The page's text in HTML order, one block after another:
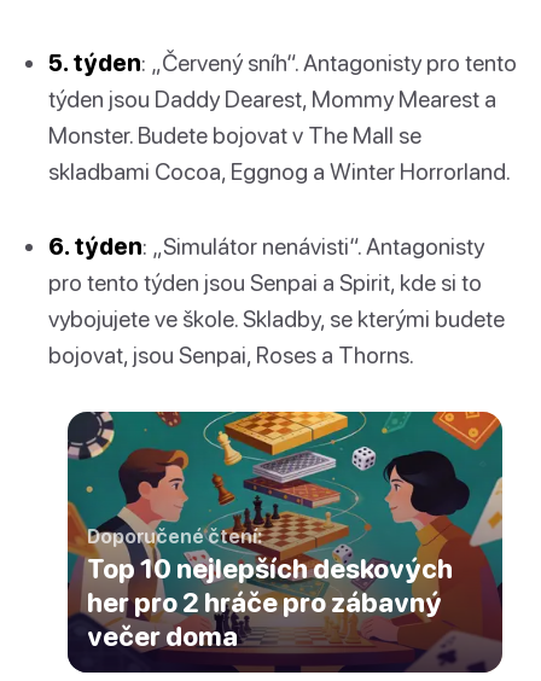
5. týden: „Červený sníh“. Antagonisty pro tento
týden jsou Daddy Dearest, Mommy Mearest a
Monster. Budete bojovat v The Mall se
skladbami Cocoa, Eggnog a Winter Horrorland.
6. týden: „Simulátor nenávisti“. Antagonisty
pro tento týden jsou Senpai a Spirit, kde si to
vybojujete ve škole. Skladby, se kterými budete
bojovat, jsou Senpai, Roses a Thorns.
Doporučené čtení:
Top 10 nejlepších deskových
her pro 2 hráče pro zábavný
večer doma